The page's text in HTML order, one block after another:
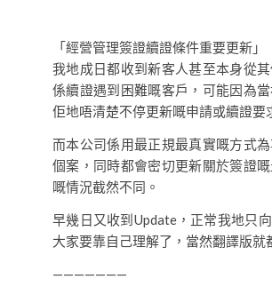
「經營管理簽證續證條件重要更新」
我地成日都收到新客人甚至本身從
係續證遇到困難嘅客戶，可能因為
佢地唔清楚不停更新嘅申請或續證要
而本公司係用最正規最真實嘅方式
個案，同時都會密切更新關於簽證
嘅情況截然不同。
早幾日又收到Update，正常我地只
大家要靠自己理解了，當然翻譯版就
———————